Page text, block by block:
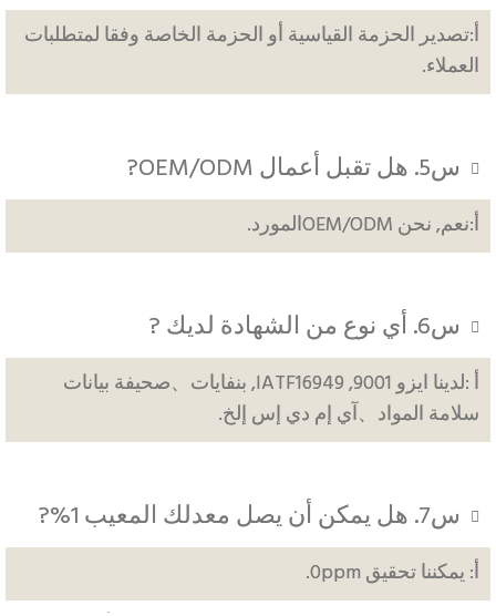
أ:تصدير الحزمة القياسية أو الحزمة الخاصة وفقا لمتطلبات
العملاء.
س5. هل تقبل أعمال OEM/ODM?
أ:نعم, نحن OEM/ODMالمورد.
س6. أي نوع من الشهادة لديك ?
أ :لدينا ايزو 9001, IATF16949, بنفايات、صحيفة بيانات
سلامة المواد、آي إم دي إس إلخ.
س7. هل يمكن أن يصل معدلك المعيب 1%?
أ: يمكننا تحقيق 0ppm.